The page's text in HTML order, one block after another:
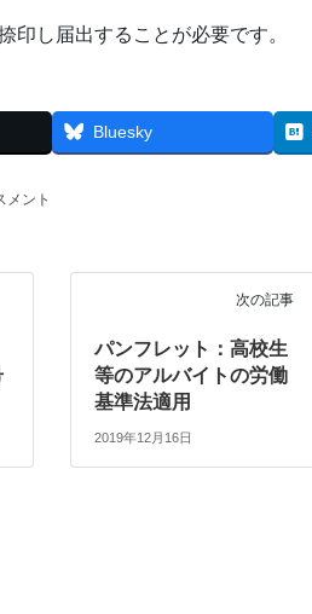
印し届出することが必要です。
Bluesky
メント
次の記事
パンフレット：高校生
等のアルバイトの労働
基準法適用
2019年12月16日